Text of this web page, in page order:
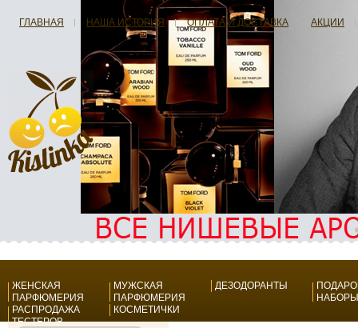
ГЛАВНАЯ НАША ИСТОРИЯ ОПЛАТА И ДОСТАВКА АКЦИИ
ЖЕНСКАЯ
ПАРФЮМЕРИЯ
МУЖСКАЯ
ПАРФЮМЕРИЯ
ДЕЗОДОРАНТЫ
НАБОРЫ
РАСПРОДАЖА
ТЕСТЕРОВ
КОСМЕТИЧКИ